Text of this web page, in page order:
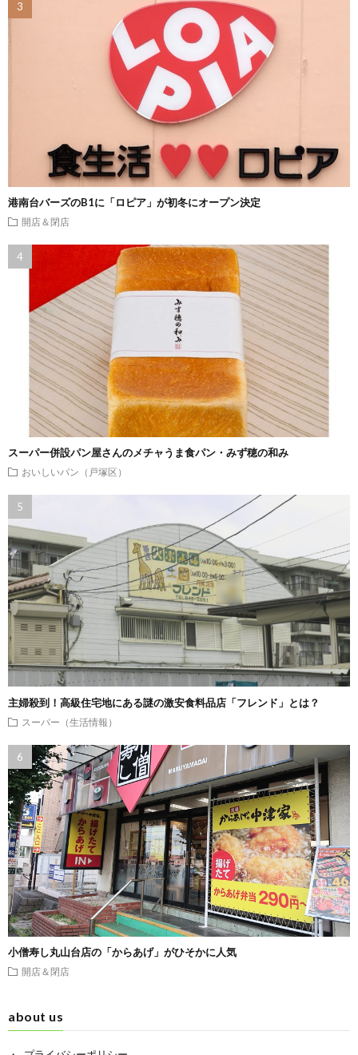
港南台バーズのB1に「ロピア」が初冬にオープン決定
開店＆閉店
スーパー併設パン屋さんのメチャうま食パン・みず穂の和み
おいしいパン（戸塚区）
主婦殺到！高級住宅地にある謎の激安食料品店「フレンド」とは？
スーパー（生活情報）
小僧寿し丸山台店の「からあげ」がひそかに人気
開店＆閉店
about us